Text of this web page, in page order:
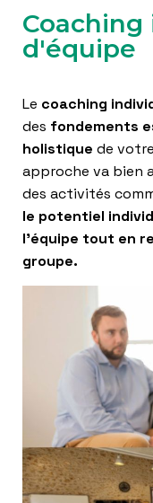
d'équipe
Le coaching
des fondements
holistique de
approche va bien
des activités
le potentiel
l’équipe tout en
groupe.